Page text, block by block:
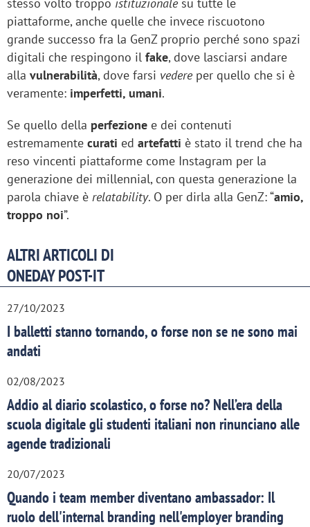
piattaforme, anche quelle che invece riscuotono
grande successo fra la GenZ proprio perché sono spazi
digitali che respingono il fake, dove lasciarsi andare
alla vulnerabilità, dove farsi vedereper quello che si è
veramente: imperfetti, umani.
Se quello della perfezione e dei contenuti
estremamente curati ed artefatti è stato il trend che ha
reso vincenti piattaforme come Instagram per la
generazione dei millennial, con questa generazione la
parola chiave è relatability. O per dirla alla GenZ: “amio,
troppo noi”.
ALTRI ARTICOLI DI
ONEDAY POST-IT
27/10/2023
I balletti stanno tornando, o forse non se ne sono mai
andati
02/08/2023
Addio al diario scolastico, o forse no? Nell’era della
scuola digitale gli studenti italiani non rinunciano alle
agende tradizionali
20/07/2023
Quando i team member diventano ambassador: Il
ruolo dell'internal branding nell'employer branding